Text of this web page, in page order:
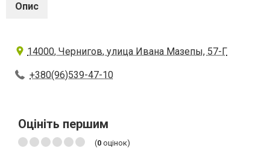
Опис
14000, Чернигов, улица Ивана Мазепы, 57-Г
+380(96)539-47-10
Оцініть першим
(0 оцінок)